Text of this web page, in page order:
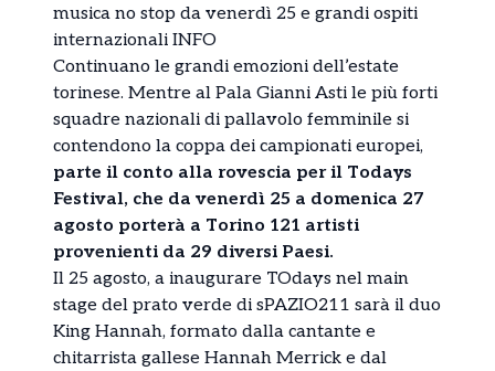
musica no stop da venerdì 25 e grandi ospiti
internazionali INFO
Continuano le grandi emozioni dell’estate
torinese. Mentre al Pala Gianni Asti le più forti
squadre nazionali di pallavolo femminile si
contendono la coppa dei campionati europei,
parte il conto alla rovescia per il Todays
Festival, che da venerdì 25 a domenica 27
agosto porterà a Torino 121 artisti
provenienti da 29 diversi Paesi.
Il 25 agosto, a inaugurare TOdays nel main
stage del prato verde di sPAZIO211 sarà il duo
King Hannah, formato dalla cantante e
chitarrista gallese Hannah Merrick e dal